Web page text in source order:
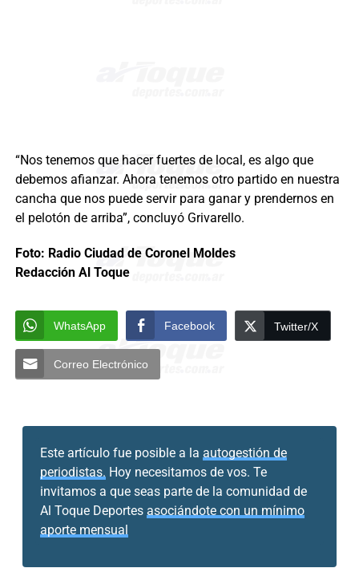
“Nos tenemos que hacer fuertes de local, es algo que
debemos afianzar. Ahora tenemos otro partido en nuestra
cancha que nos puede servir para ganar y prendernos en
el pelotón de arriba”, concluyó Grivarello.
Foto: Radio Ciudad de Coronel Moldes
Redacción Al Toque
WhatsApp Facebook Twitter/X
Correo Electrónico
Este artículo fue posible a la autogestión de
periodistas. Hoy necesitamos de vos. Te
invitamos a que seas parte de la comunidad de
Al Toque Deportes asociándote con un mínimo
aporte mensual